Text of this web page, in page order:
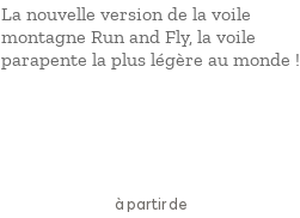
La nouvelle version de la voile
montagne Run and Fly, la voile
parapente la plus légère au monde !
à partir de